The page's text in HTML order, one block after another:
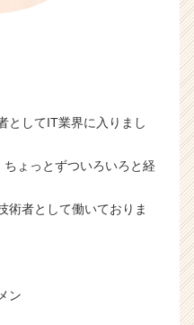
としてIT業界に入りまし
ょっとずついろいろと経
術者として働いておりま
ン